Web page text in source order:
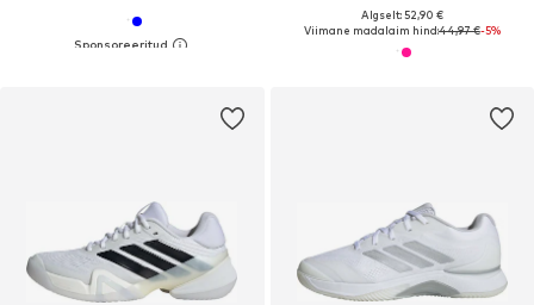
Algselt: 52,90 €
Viimane madalaim hind:44,97 €-5%